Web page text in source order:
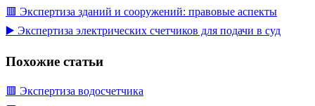
🟥 Экспертиза зданий и сооружений: правовые аспекты
▶️ Экспертиза электрических счетчиков для подачи в суд
Похожие статьи
🟥 Экспертиза водосчетчика